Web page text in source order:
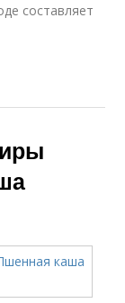
составляет